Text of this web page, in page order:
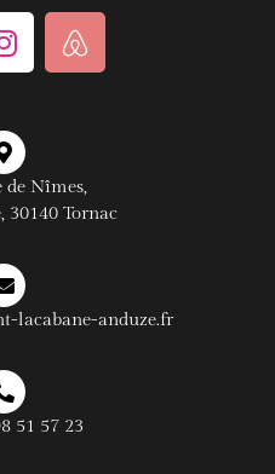
de Nîmes,
30140 Tornac
lacabane-anduze.fr
51 57 23